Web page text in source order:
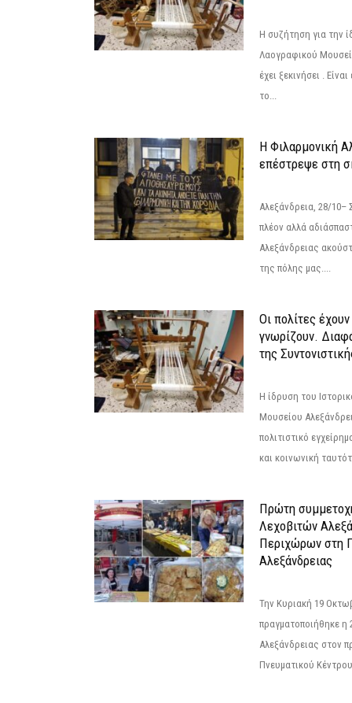
Η συζήτηση για την
Λαογραφικού
έχει ξεκινήσει .
το...
Η Φιλαρμονική
επέστρεψε στη
Αλεξάνδρεια, 28/
πλέον αλλά
Αλεξάνδρειας
της πόλης μας....
Οι πολίτες
γνωρίζουν.
της
Η ίδρυση του
Μουσείου
πολιτιστικό
και κοινωνική
Πρώτη
Λεχοβιτών
Περιχώρων στη
Αλεξάνδρειας
Την Κυριακή 19
πραγματοποιήθηκε η
Αλεξάνδρειας στον
Πνευματικού